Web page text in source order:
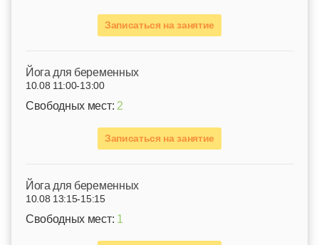
Записаться на занятие
Йога для беременных
10.08 11:00-13:00
Свободных мест: 2
Записаться на занятие
Йога для беременных
10.08 13:15-15:15
Свободных мест: 1